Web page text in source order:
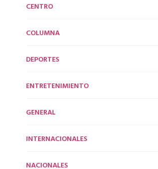
CENTRO
COLUMNA
DEPORTES
ENTRETENIMIENTO
GENERAL
INTERNACIONALES
NACIONALES